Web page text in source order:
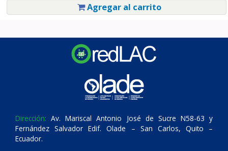
Agregar al carrito
Dirección: Av. Mariscal Antonio José de Sucre N58-63 y
Fernández Salvador Edif. Olade – San Carlos, Quito –
Ecuador.